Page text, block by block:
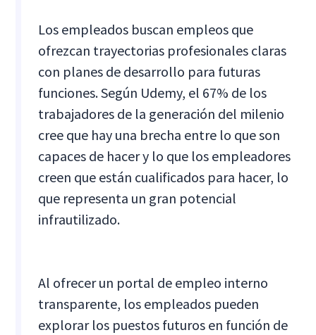
Los empleados buscan empleos que
ofrezcan trayectorias profesionales claras
con planes de desarrollo para futuras
funciones. Según Udemy, el 67% de los
trabajadores de la generación del milenio
cree que hay una brecha entre lo que son
capaces de hacer y lo que los empleadores
creen que están cualificados para hacer, lo
que representa un gran potencial
infrautilizado.
Al ofrecer un portal de empleo interno
transparente, los empleados pueden
explorar los puestos futuros en función de